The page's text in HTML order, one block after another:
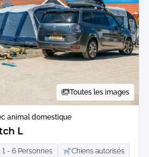
Toutes les images
animal domestique
L
1 - 6 Personnes Chiens autorisés